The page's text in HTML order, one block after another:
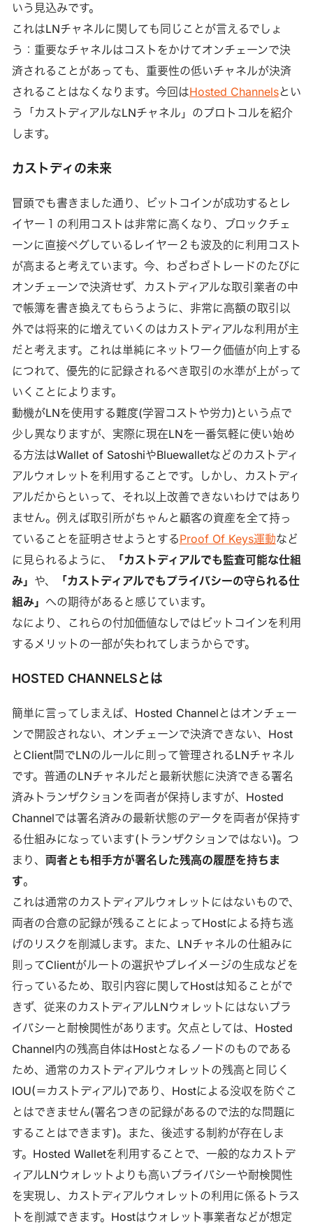
いう見込みです。
これはLNチャネルに関しても同じことが言えるでしょ
う：重要なチャネルはコストをかけてオンチェーンで決
済されることがあっても、重要性の低いチャネルが決済
されることはなくなります。今回はHosted Channelsとい
う「カストディアルなLNチャネル」のプロトコルを紹介
します。
カストディの未来
冒頭でも書きました通り、ビットコインが成功するとレ
イヤー１の利用コストは非常に高くなり、ブロックチェ
ーンに直接ペグしているレイヤー２も波及的に利用コスト
が高まると考えています。今、わざわざトレードのたびに
オンチェーンで決済せず、カストディアルな取引業者の中
で帳簿を書き換えてもらうように、非常に高額の取引以
外では将来的に増えていくのはカストディアルな利用が主
だと考えます。これは単純にネットワーク価値が向上する
につれて、優先的に記録されるべき取引の水準が上がって
いくことによります。
動機がLNを使用する難度(学習コストや労力)という点で
少し異なりますが、実際に現在LNを一番気軽に使い始め
る方法はWallet of SatoshiやBluewalletなどのカストディ
アルウォレットを利用することです。しかし、カストディ
アルだからといって、それ以上改善できないわけではあり
ません。例えば取引所がちゃんと顧客の資産を全て持っ
ていることを証明させようとするProof Of Keys運動など
に見られるように、
「カストディアルでも監査可能な仕組
み」 や、
「カストディアルでもプライバシーの守られる仕
組み」 への期待があると感じています。
なにより、これらの付加価値なしではビットコインを利用
するメリットの一部が失われてしまうからです。
HOSTED CHANNELSとは
簡単に言ってしまえば、Hosted Channelとはオンチェー
ンで開設されない、オンチェーンで決済できない、Host
とClient間でLNのルールに則って管理されるLNチャネル
です。普通のLNチャネルだと最新状態に決済できる署名
済みトランザクションを両者が保持しますが、Hosted
Channelでは署名済みの最新状態のデータを両者が保持す
る仕組みになっています(トランザクションではない)。つ
まり、 両者とも相手方が署名した残高の履歴を持ちま
す。
これは通常のカストディアルウォレットにはないもので、
両者の合意の記録が残ることによってHostによる持ち逃
げのリスクを削減します。また、LNチャネルの仕組みに
則ってClientがルートの選択やプレイメージの生成などを
行っているため、取引内容に関してHostは知ることがで
きず、従来のカストディアルLNウォレットにはないプラ
イバシーと耐検閲性があります。欠点としては、Hosted
Channel内の残高自体はHostとなるノードのものである
ため、通常のカストディアルウォレットの残高と同じく
IOU(＝カストディアル)であり、Hostによる没収を防ぐこ
とはできません(署名つきの記録があるので法的な問題に
することはできます)。また、後述する制約が存在しま
す。Hosted Walletを利用することで、一般的なカストデ
ィアルLNウォレットよりも高いプライバシーや耐検閲性
を実現し、カストディアルウォレットの利用に係るトラス
トを削減できます。Hostはウォレット事業者などが想定